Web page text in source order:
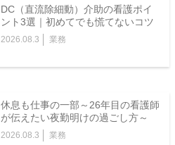
DC（直流除細動）介助の看護ポイ
ント3選｜初めてでも慌てないコツ
2026.08.3 業務
休息も仕事の一部～26年目の看護師
が伝えたい夜勤明けの過ごし方～
2026.08.3 業務